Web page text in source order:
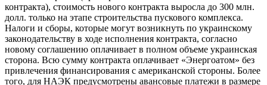
контракта), стоимость нового контракта выросла до 300 млн.
долл. только на этапе строительства пускового комплекса.
Налоги и сборы, которые могут возникнуть по украинскому
законодательству в ходе исполнения контракта, согласно
новому соглашению оплачивает в полном объеме украинская
сторона. Всю сумму контракта оплачивает «Энергоатом» без
привлечения финансирования с американской стороны. Более
того, для НАЭК предусмотрены авансовые платежи в размере